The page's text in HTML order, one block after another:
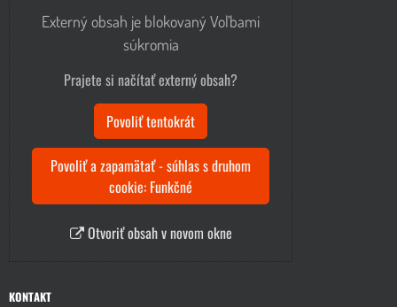
Externý obsah je blokovaný Voľbami
súkromia
Prajete si načítať externý obsah?
Povoliť tentokrát
Povoliť a zapamätať - súhlas s druhom
cookie: Funkčné
Otvoriť obsah v novom okne
KONTAKT